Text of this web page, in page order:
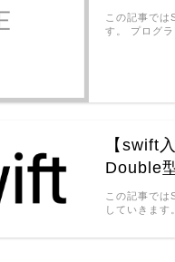
この記事では
す。 プログ
【swift
Double
この記事では
していきます